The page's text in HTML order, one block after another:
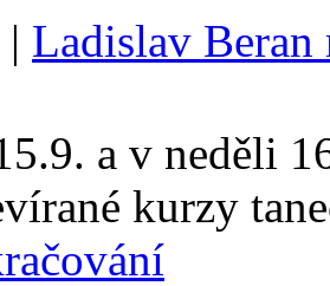
| Ladislav Beran
a v neděli
kurzy